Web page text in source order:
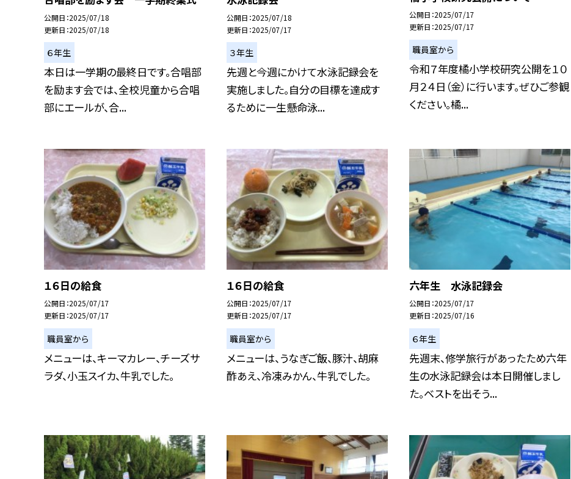
公開日 2025/07/18
更新日 2025/07/18
６年生
本日は一学期の最終日です。合唱部
を励ます会では、全校児童から合唱
部にエールが、合...
公開日 2025/07/18
更新日 2025/07/17
３年生
先週と今週にかけて水泳記録会を
実施しました。自分の目標を達成す
るために一生懸命泳...
公開日 2025/07/17
更新日 2025/07/17
職員室から
令和７年度橘小学校研究公開を１０
月２４日（金）に行います。ぜひご参観
ください。橘...
１６日の給食
公開日 2025/07/17
更新日 2025/07/17
職員室から
メニューは、キーマカレー、チーズサ
ラダ、小玉スイカ、牛乳でした。
１６日の給食
公開日 2025/07/17
更新日 2025/07/17
職員室から
メニューは、うなぎご飯、豚汁、胡麻
酢あえ、冷凍みかん、牛乳でした。
六年生 水泳記録会
公開日 2025/07/17
更新日 2025/07/16
６年生
先週末、修学旅行があったため六年
生の水泳記録会は本日開催しまし
た。ベストを出そう...